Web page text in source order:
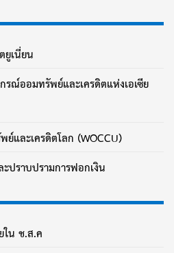
เนี่ยน
ณ์ออมทรัพย์และเครดิตแห่งเอเซีย
และเครดิตโลก (WOCCU)
ปราบปรามการฟอกเงิน
ใน ช.ส.ค